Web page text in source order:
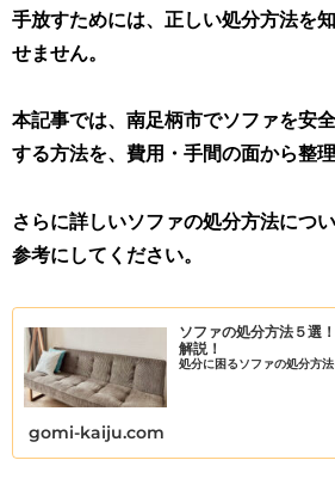
手放すためには、正しい処分方法を
せません。
本記事では、南足柄市でソファを安
する方法を、費用・手間の面から整
さらに詳しいソファの処分方法につ
参考にしてください。
ソファの処分方法５選
解説！
処分に困るソファの処分方
gomi-kaiju.com